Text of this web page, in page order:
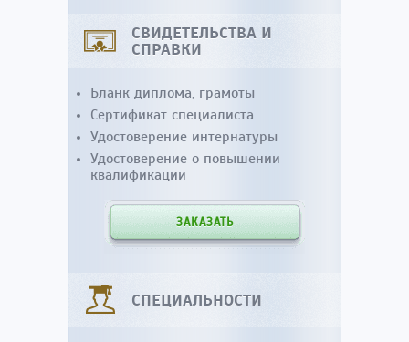
СВИДЕТЕЛЬСТВА И
СПРАВКИ
Бланк диплома, грамоты
Сертификат специалиста
Удостоверение интернатуры
Удостоверение о повышении
квалификации
ЗАКАЗАТЬ
СПЕЦИАЛЬНОСТИ